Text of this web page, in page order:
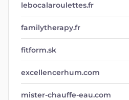
lebocalaroulettes.fr
familytherapy.fr
fitform.sk
excellencerhum.com
mister-chauffe-eau.com